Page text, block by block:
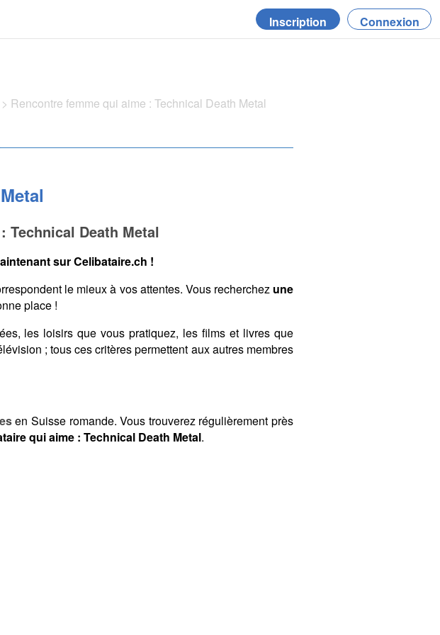
Inscription Connexion
> Rencontre femme qui aime : Technical Death Metal
Death Metal
sur Celibataire.ch !
le mieux à vos attentes. Vous recherchez une
place !
les loisirs que vous pratiquez, les films et livres que
; tous ces critères permettent aux autres membres
en Suisse romande. Vous trouverez régulièrement près
qui aime : Technical Death Metal.